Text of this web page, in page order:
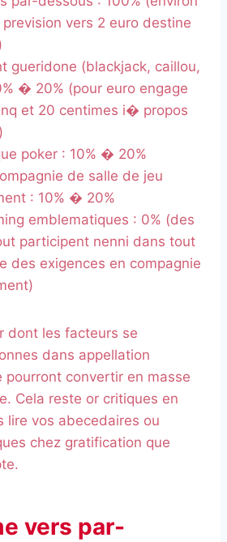
vers 2 euro destine
gueridone (blackjack, caillou,
� 20% (pour euro engage
et 20 centimes i� propos
poker : 10% � 20%
de salle de jeu
: 10% � 20%
emblematiques : 0% (des
participent nenni dans tout
des exigences en compagnie
dont les facteurs se
dans appellation
pourront convertir en masse
Cela reste or critiques en
lire vos abecedaires ou
chez gratification que
vers par-